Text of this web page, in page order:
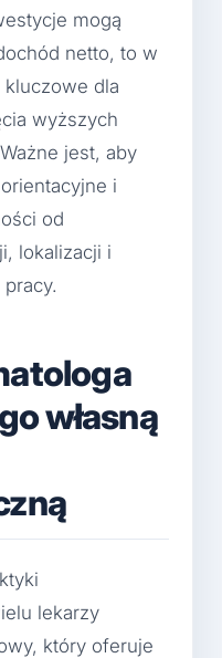
mogą
netto, to w
kluczowe dla
wyższych
jest, aby
i
od
lokalizacji i
własną
lekarzy
który oferuje